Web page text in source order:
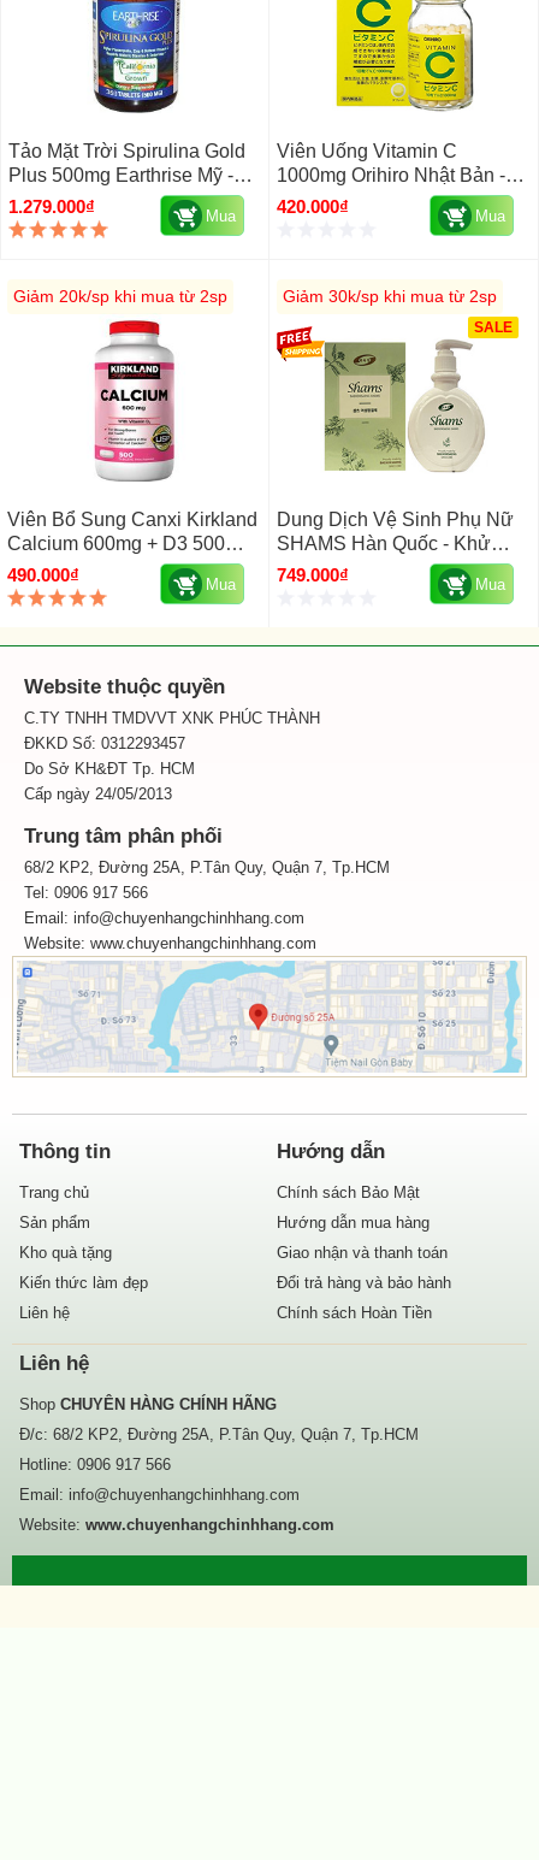
Tảo Mặt Trời Spirulina Gold
Plus 500mg Earthrise Mỹ -
Giải Pháp Tăng Cân, 360
Viên
1.279.000₫ Mua
Viên Uống Vitamin C
1000mg Orihiro Nhật Bản -
Đẹp Da, Mờ Thâm, Ngăn Lão
420.000₫ Mua
Giảm 20k/sp khi mua từ 2sp
Viên Bổ Sung Canxi Kirkland
Calcium 600mg + D3 500
Viên Mỹ
490.000₫ Mua
SALE
Giảm 30k/sp khi mua từ 2sp
Dung Dịch Vệ Sinh Phụ Nữ
SHAMS Hàn Quốc - Khử
Mùi, Làm Hồng Và Se Khít
749.000₫ Mua
Website thuộc quyền
C.TY TNHH TMDVVT XNK PHÚC THÀNH
ĐKKD Số: 0312293457
Do Sở KH&ĐT Tp. HCM
Cấp ngày 24/05/2013
Trung tâm phân phối
68/2 KP2, Đường 25A, P.Tân Quy, Quận 7, Tp.HCM
Tel: 0906 917 566
Email: info@chuyenhangchinhhang.com
Website: www.chuyenhangchinhhang.com
Thông tin
Trang chủ
Sản phẩm
Kho quà tặng
Kiến thức làm đẹp
Liên hệ
Hướng dẫn
Chính sách Bảo Mật
Hướng dẫn mua hàng
Giao nhận và thanh toán
Đổi trả hàng và bảo hành
Chính sách Hoàn Tiền
Liên hệ
Shop CHUYÊN HÀNG CHÍNH HÃNG
Đ/c: 68/2 KP2, Đường 25A, P.Tân Quy, Quận 7, Tp.HCM
Hotline: 0906 917 566
Email: info@chuyenhangchinhhang.com
Website: www.chuyenhangchinhhang.com